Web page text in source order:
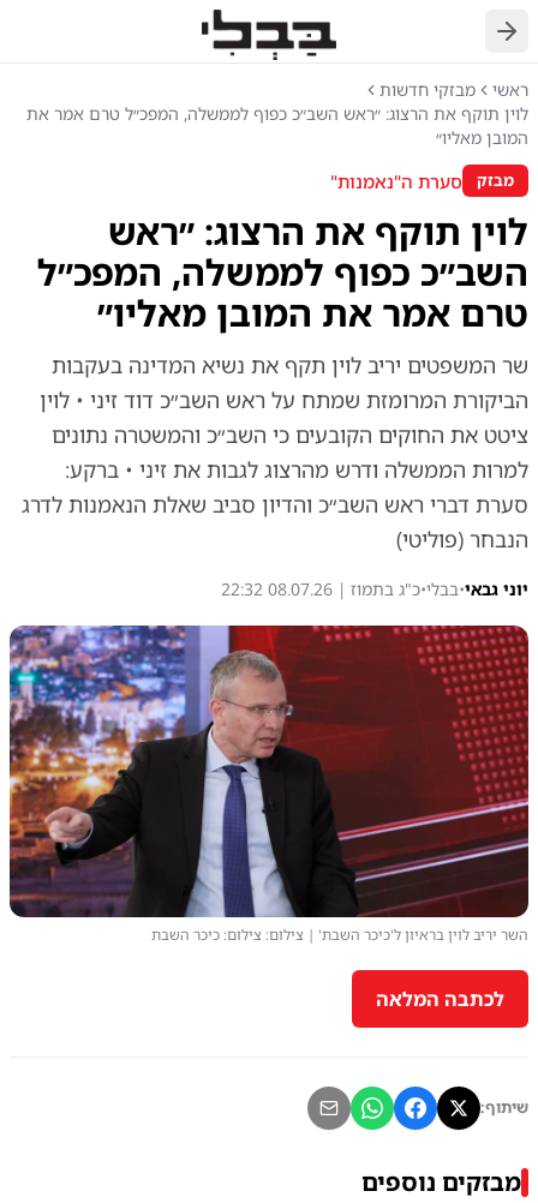
חזרה
ראשי
מבזקי חדשות
לוין תוקף את הרצוג: ״ראש השב״כ כפוף לממשלה, המפכ״ל טרם אמר את
המובן מאליו״
מבזק סערת ה"נאמנות"
לוין תוקף את הרצוג: ״ראש
השב״כ כפוף לממשלה, המפכ״ל
טרם אמר את המובן מאליו״
שר המשפטים יריב לוין תקף את נשיא המדינה בעקבות
הביקורת המרומזת שמתח על ראש השב״כ דוד זיני • לוין
ציטט את החוקים הקובעים כי השב״כ והמשטרה נתונים
למרות הממשלה ודרש מהרצוג לגבות את זיני • ברקע:
סערת דברי ראש השב״כ והדיון סביב שאלת הנאמנות לדרג
הנבחר (פוליטי)
יוני גבאי•בבלי•כ"ג בתמוז | 08.07.26 22:32
השר יריב לוין בראיון ל'כיכר השבת' | צילום: צילום: כיכר השבת
לכתבה המלאה
שיתוף:
מבזקים נוספים